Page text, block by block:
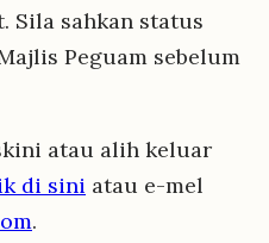
Sila sahkan status
Peguam sebelum
atau alih keluar
di sini atau e-mel
.